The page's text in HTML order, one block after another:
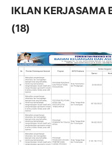
IKLAN KERJASAMA
(18)